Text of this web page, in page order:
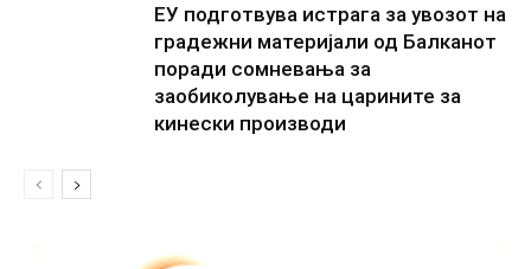
ЕУ подготвува истрага за увозот на
градежни материјали од Балканот
поради сомневања за
заобиколување на царините за
кинески производи